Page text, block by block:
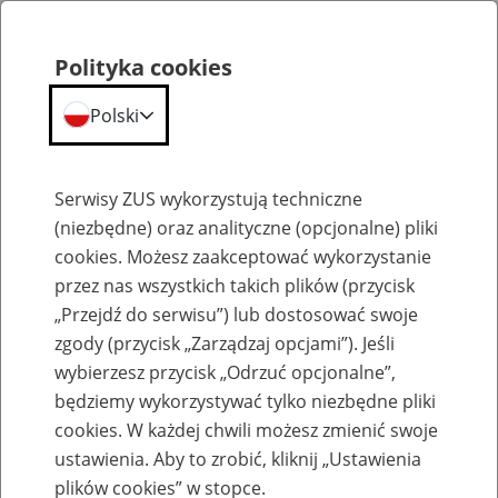
Komunikaty
Informacja o ograniczeniach w
dostępności portalu PUE 8-9 listopada
Polityka cookies
Polski
Serwisy ZUS wykorzystują techniczne
(niezbędne) oraz analityczne (opcjonalne) pliki
cookies. Możesz zaakceptować wykorzystanie
przez nas wszystkich takich plików (przycisk
„Przejdź do serwisu”) lub dostosować swoje
zgody (przycisk „Zarządzaj opcjami”). Jeśli
wybierzesz przycisk „Odrzuć opcjonalne”,
będziemy wykorzystywać tylko niezbędne pliki
cookies. W każdej chwili możesz zmienić swoje
ustawienia. Aby to zrobić, kliknij „Ustawienia
plików cookies” w stopce.